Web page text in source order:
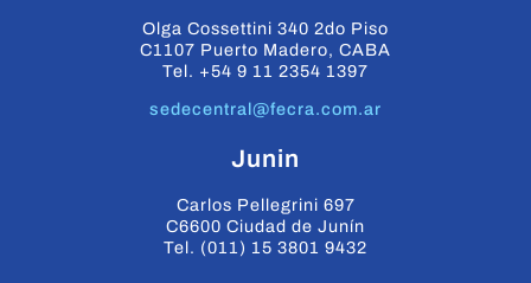
Olga Cossettini 340 2do Piso
C1107 Puerto Madero, CABA
Tel. +54 9 11 2354 1397
sedecentral@fecra.com.ar
Junin
Carlos Pellegrini 697
C6600 Ciudad de Junín
Tel. (011) 15 3801 9432